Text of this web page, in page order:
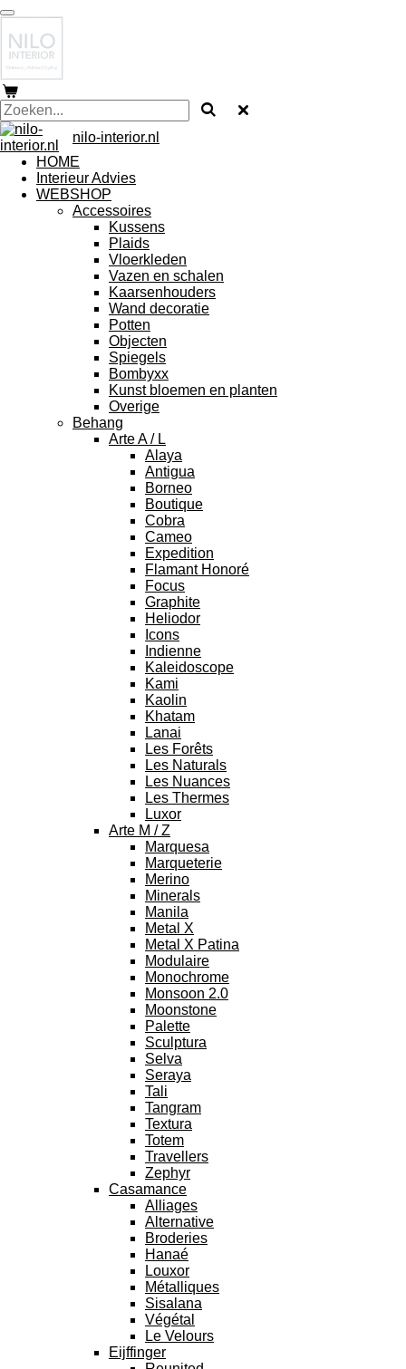
Ga
direct
naar
de
hoofdinhoud
nilo-interior.nl
HOME
Interieur Advies
WEBSHOP
Accessoires
Kussens
Plaids
Vloerkleden
Vazen en schalen
Kaarsenhouders
Wand decoratie
Potten
Objecten
Spiegels
Bombyxx
Kunst bloemen en planten
Overige
Behang
Arte A / L
Alaya
Antigua
Borneo
Boutique
Cobra
Cameo
Expedition
Flamant Honoré
Focus
Graphite
Heliodor
Icons
Indienne
Kaleidoscope
Kami
Kaolin
Khatam
Lanai
Les Forêts
Les Naturals
Les Nuances
Les Thermes
Luxor
Arte M / Z
Marquesa
Marqueterie
Merino
Minerals
Manila
Metal X
Metal X Patina
Modulaire
Monochrome
Monsoon 2.0
Moonstone
Palette
Sculptura
Selva
Seraya
Tali
Tangram
Textura
Totem
Travellers
Zephyr
Casamance
Alliages
Alternative
Broderies
Hanaé
Louxor
Métalliques
Sisalana
Végétal
Le Velours
Eijffinger